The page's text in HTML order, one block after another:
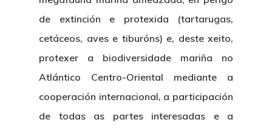
de extinción e protexida (tartarugas,
cetáceos, aves e tiburóns) e, deste xeito,
protexer a biodiversidade mariña no
Atlántico Centro-Oriental mediante a
cooperación internacional, a participación
de todas as partes interesadas e a